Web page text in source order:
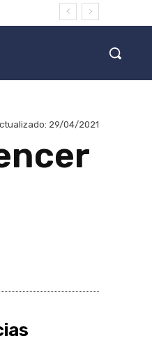
29/04/2021